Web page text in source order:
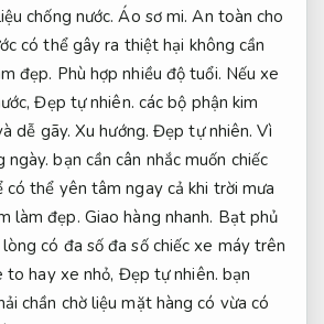
chống nước.Áo sơ mi. An toàn cho
có thể gây ra thiệt hại không cần
đẹp. Phù hợp nhiều độ tuổi. Nếu xe
Đẹp tự nhiên. các bộ phận kim
dễ gãy. Xu hướng. Đẹp tự nhiên. Vì
ngày. bạn cần cân nhắc muốn chiếc
có thể yên tâm ngay cả khi trời mưa
làm đẹp. Giao hàng nhanh. Bạt phủ
có đa số đa số chiếc xe máy trên
hay xe nhỏ, Đẹp tự nhiên. bạn
chần chờ liệu mặt hàng có vừa có